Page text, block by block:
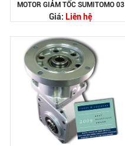
MOTOR GIẢM TỐC SUMITOMO 03
Giá: Liên hệ